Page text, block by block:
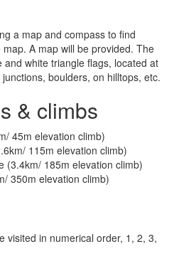
a map and compass to find
A map will be provided. The
white triangle flags, located at
boulders, on hilltops, etc.
& climbs
45m elevation climb)
115m elevation climb)
(3.4km/ 185m elevation climb)
350m elevation climb)
visited in numerical order, 1, 2, 3,